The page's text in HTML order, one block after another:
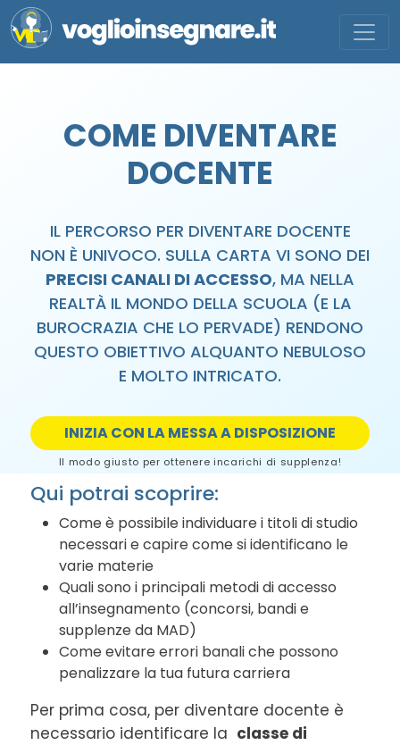
COME DIVENTARE
DOCENTE
IL PERCORSO PER DIVENTARE DOCENTE
NON È UNIVOCO. SULLA CARTA VI SONO DEI
PRECISI CANALI DI ACCESSO, MA NELLA
REALTÀ IL MONDO DELLA SCUOLA (E LA
BUROCRAZIA CHE LO PERVADE) RENDONO
QUESTO OBIETTIVO ALQUANTO NEBULOSO
E MOLTO INTRICATO.
INIZIA CON LA MESSA A DISPOSIZIONE
Il modo giusto per ottenere incarichi di supplenza!
Qui potrai scoprire:
Come è possibile individuare i titoli di studio
necessari e capire come si identificano le
varie materie
Quali sono i principali metodi di accesso
all’insegnamento (concorsi, bandi e
supplenze da MAD)
Come evitare errori banali che possono
penalizzare la tua futura carriera
Per prima cosa, per diventare docente è
necessario identificare la classe di